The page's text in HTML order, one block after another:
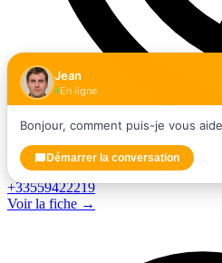
+33559422219
Voir la fiche →
Jean
En ligne
Bonjour, comment puis-je vous
Démarrer la conversation